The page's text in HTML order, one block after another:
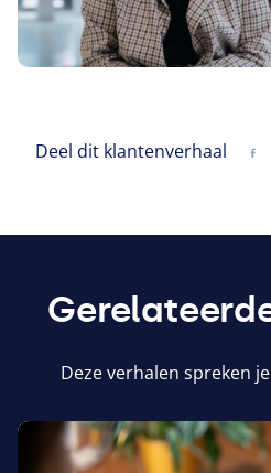
Deel dit klantenverhaal
Deze verhalen spreken